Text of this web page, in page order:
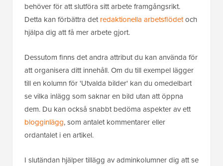
behöver för att slutföra sitt arbete framgångsrikt.
Detta kan förbättra detredaktionella arbetsflödetoch
hjälpa dig att få mer arbete gjort.
Dessutom finns det andra attribut du kan använda för
att organisera ditt innehåll. Om du till exempel lägger
till en kolumn för 'Utvalda bilder' kan du omedelbart
se vilka inlägg som saknar en bild utan att öppna
dem. Du kan också snabbt bedöma aspekter av ett
blogginlägg, som antalet kommentarer eller
ordantalet i en artikel.
I slutändan hjälper tillägg av adminkolumner dig att se